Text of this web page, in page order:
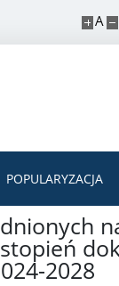
A
POPULARYZACJA
2028